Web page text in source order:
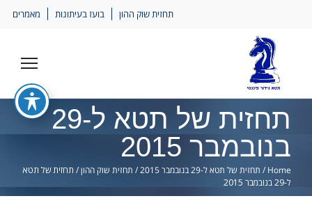
תחזית שוק ההון בועז בעיתונות מאמרים
תחזית של תטא ל-29
בנובמבר 2015
Home
/ תחזית של תטא ל-29 בנובמבר 2015 / תחזית שוק ההון/ תחזית של תטא
ל-29 בנובמבר 2015